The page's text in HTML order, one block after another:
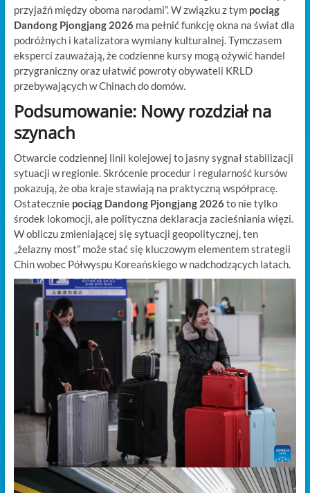
przyjaźń między oboma narodami”. W związku z tym pociąg
Dandong Pjongjang 2026ma pełnić funkcję okna na świat dla
podróżnych i katalizatora wymiany kulturalnej. Tymczasem
eksperci zauważają, że codzienne kursy mogą ożywić handel
przygraniczny oraz ułatwić powroty obywateli KRLD
przebywających w Chinach do domów.
Podsumowanie: Nowy rozdział na
szynach
Otwarcie codziennej linii kolejowej to jasny sygnał stabilizacji
sytuacji w regionie. Skrócenie procedur i regularność kursów
pokazują, że oba kraje stawiają na praktyczną współpracę.
Ostatecznie pociąg Dandong Pjongjang 2026to nie tylko
środek lokomocji, ale polityczna deklaracja zacieśniania więzi.
W obliczu zmieniającej się sytuacji geopolitycznej, ten
„żelazny most” może stać się kluczowym elementem strategii
Chin wobec Półwyspu Koreańskiego w nadchodzących latach.